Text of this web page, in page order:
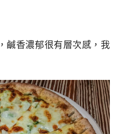
鹹香濃郁很有層次感，我